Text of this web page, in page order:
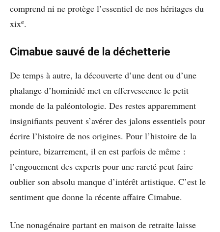
comprend ni ne protège l’essentiel de nos héritages du
xixe.
Cimabue sauvé de la déchetterie
De temps à autre, la découverte d’une dent ou d’une
phalange d’hominidé met en effervescence le petit
monde de la paléontologie. Des restes apparemment
insignifiants peuvent s’avérer des jalons essentiels pour
écrire l’histoire de nos origines. Pour l’histoire de la
peinture, bizarrement, il en est parfois de même :
l’engouement des experts pour une rareté peut faire
oublier son absolu manque d’intérêt artistique. C’est le
sentiment que donne la récente affaire Cimabue.
Une nonagénaire partant en maison de retraite laisse